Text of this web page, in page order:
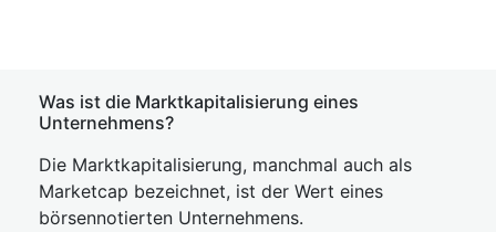
Was ist die Marktkapitalisierung eines
Unternehmens?
Die Marktkapitalisierung, manchmal auch als
Marketcap bezeichnet, ist der Wert eines
börsennotierten Unternehmens.